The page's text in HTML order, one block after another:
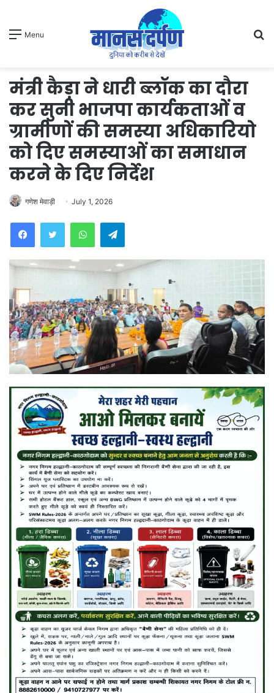
Menu
मंत्री कैड़ा ने धारी ब्लॉक का दौरा
कर सुनी भाजपा कार्यकताओं व
ग्रामीणों की समस्या अधिकारियो
को दिए समस्याओं का समाधान
करने के दिए निर्देश
गणेश मेवाड़ी July 1, 2026
WhatsAppTelegram